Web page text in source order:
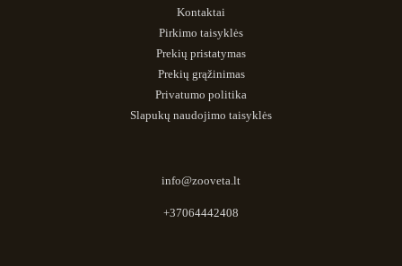
Kontaktai
Pirkimo taisyklės
Prekių pristatymas
Prekių grąžinimas
Privatumo politika
Slapukų naudojimo taisyklės
info@zooveta.lt
+37064442408